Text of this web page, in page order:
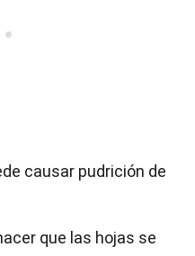
causar pudrición de
que las hojas se